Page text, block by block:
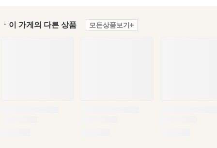
ㆍ이 가게의 다른 상품 모든상품보기+